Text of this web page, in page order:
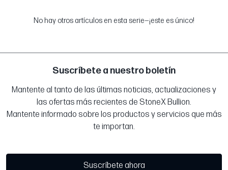
No hay otros artículos en esta serie—¡este es único!
Suscríbete a nuestro boletín
Mantente al tanto de las últimas noticias, actualizaciones y
las ofertas más recientes de StoneX Bullion.
Mantente informado sobre los productos y servicios que más
te importan.
Suscríbete ahora